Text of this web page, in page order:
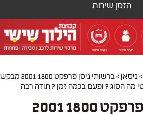
הזמן שירות
> ניסאן >
ברשותי ניסן פרפקט 1800 2001 מבקש
מה הסוג ? ופעם בכמה זמן ? תודה רבה
ברשותי ניסן פרפקט 1800 2001